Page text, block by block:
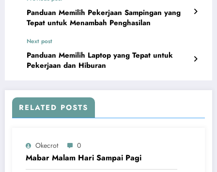
Panduan Memilih Pekerjaan Sampingan yang
Tepat untuk Menambah Penghasilan
Next post
Panduan Memilih Laptop yang Tepat untuk
Pekerjaan dan Hiburan
RELATED POSTS
Okecrot 0
Mabar Malam Hari Sampai Pagi